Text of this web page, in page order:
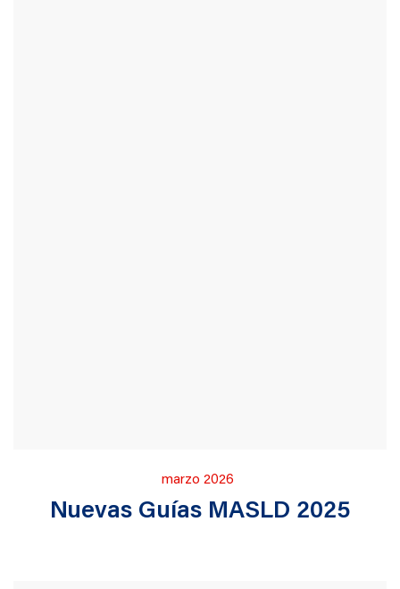
Publicado
en
marzo 2026
Nuevas Guías MASLD 2025